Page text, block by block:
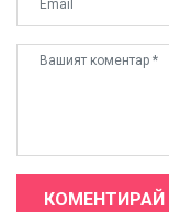
КОМЕНТИРАЙ